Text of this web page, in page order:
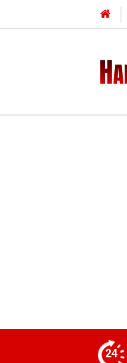
24
İlk kafile yola çıkıyor